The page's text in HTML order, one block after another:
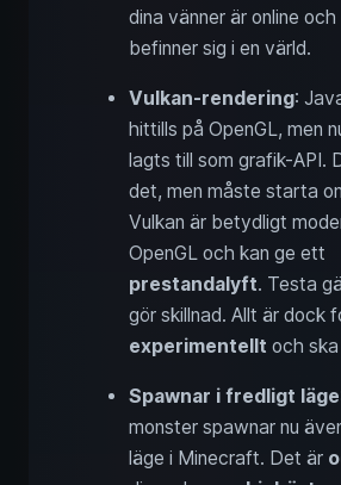
dina vänner är online och
befinner sig i en värld.
Vulkan-rendering:
hittills på OpenGL, men
lagts till som grafik-API.
det, men måste starta
Vulkan är betydligt
OpenGL och kan ge ett
prestandalyft. Testa
gör skillnad. Allt är dock
experimentellt och
Spawnar i fredligt läge
monster spawnar nu
läge i Minecraft. Det är